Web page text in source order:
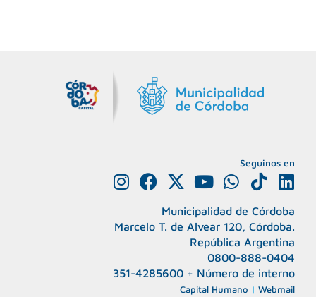
Seguinos en
I
t
g
F
a
e
o
X
t
w
t
t
Y
u
t
u
b
e
W
a
t
s
a
p
T
i
k
t
o
k
L
n
k
e
d
i
Municipalidad de Córdoba
Marcelo T. de Alvear 120, Córdoba.
República Argentina
0800-888-0404
351-4285600 + Número de interno
Capital Humano | Webmail